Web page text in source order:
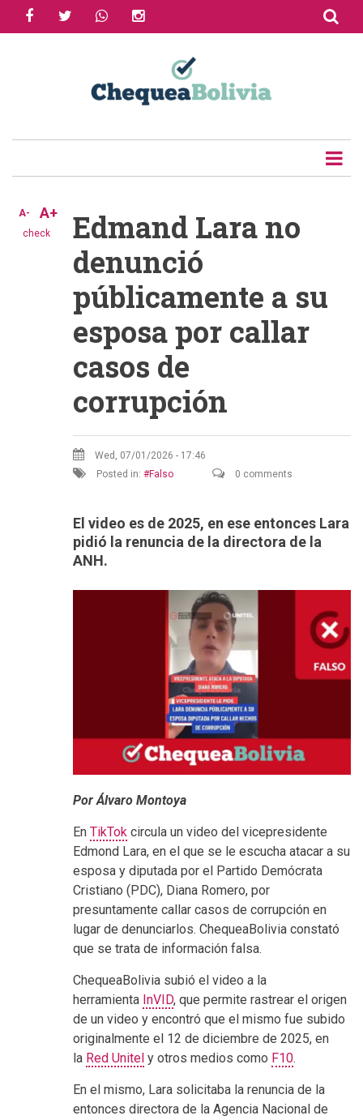
facebooktwitter whatsapp
check
A- A+
Edmand Lara no
denunció
públicamente a su
esposa por callar
casos de
corrupción
Wed, 07/01/2026 - 17:46
Posted in:
Falso 0 comments
El video es de 2025, en ese entonces Lara
pidió la renuncia de la directora de la
ANH.
Por Álvaro Montoya
En TikTok circula un video del vicepresidente
Edmond Lara, en el que se le escucha atacar a su
esposa y diputada por el Partido Demócrata
Cristiano (PDC), Diana Romero, por
presuntamente callar casos de corrupción en
lugar de denunciarlos. ChequeaBolivia constató
que se trata de información falsa.
ChequeaBolivia subió el video a la
herramienta InVID, que permite rastrear el origen
de un video y encontró que el mismo fue subido
originalmente el 12 de diciembre de 2025, en
la Red Unitel y otros medios como F10.
En el mismo, Lara solicitaba la renuncia de la
entonces directora de la Agencia Nacional de